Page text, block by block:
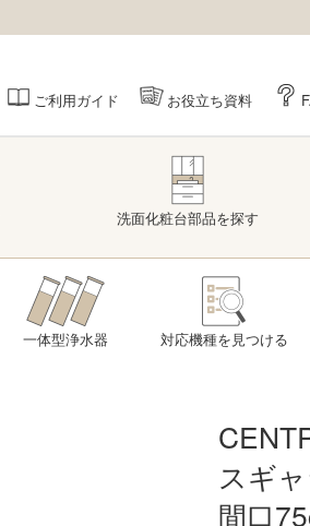
ご利用ガイド お役立ち資料
洗面化粧台部品を探す
一体型浄水器 対応機種を見つける
スギ
間口